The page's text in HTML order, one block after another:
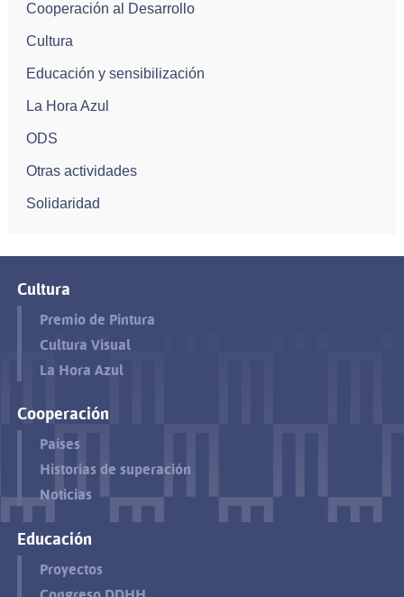
Cooperación al Desarrollo
Cultura
Educación y sensibilización
La Hora Azul
ODS
Otras actividades
Solidaridad
Cultura
Premio de Pintura
Cultura Visual
La Hora Azul
Cooperación
Países
Historias de superación
Noticias
Educación
Proyectos